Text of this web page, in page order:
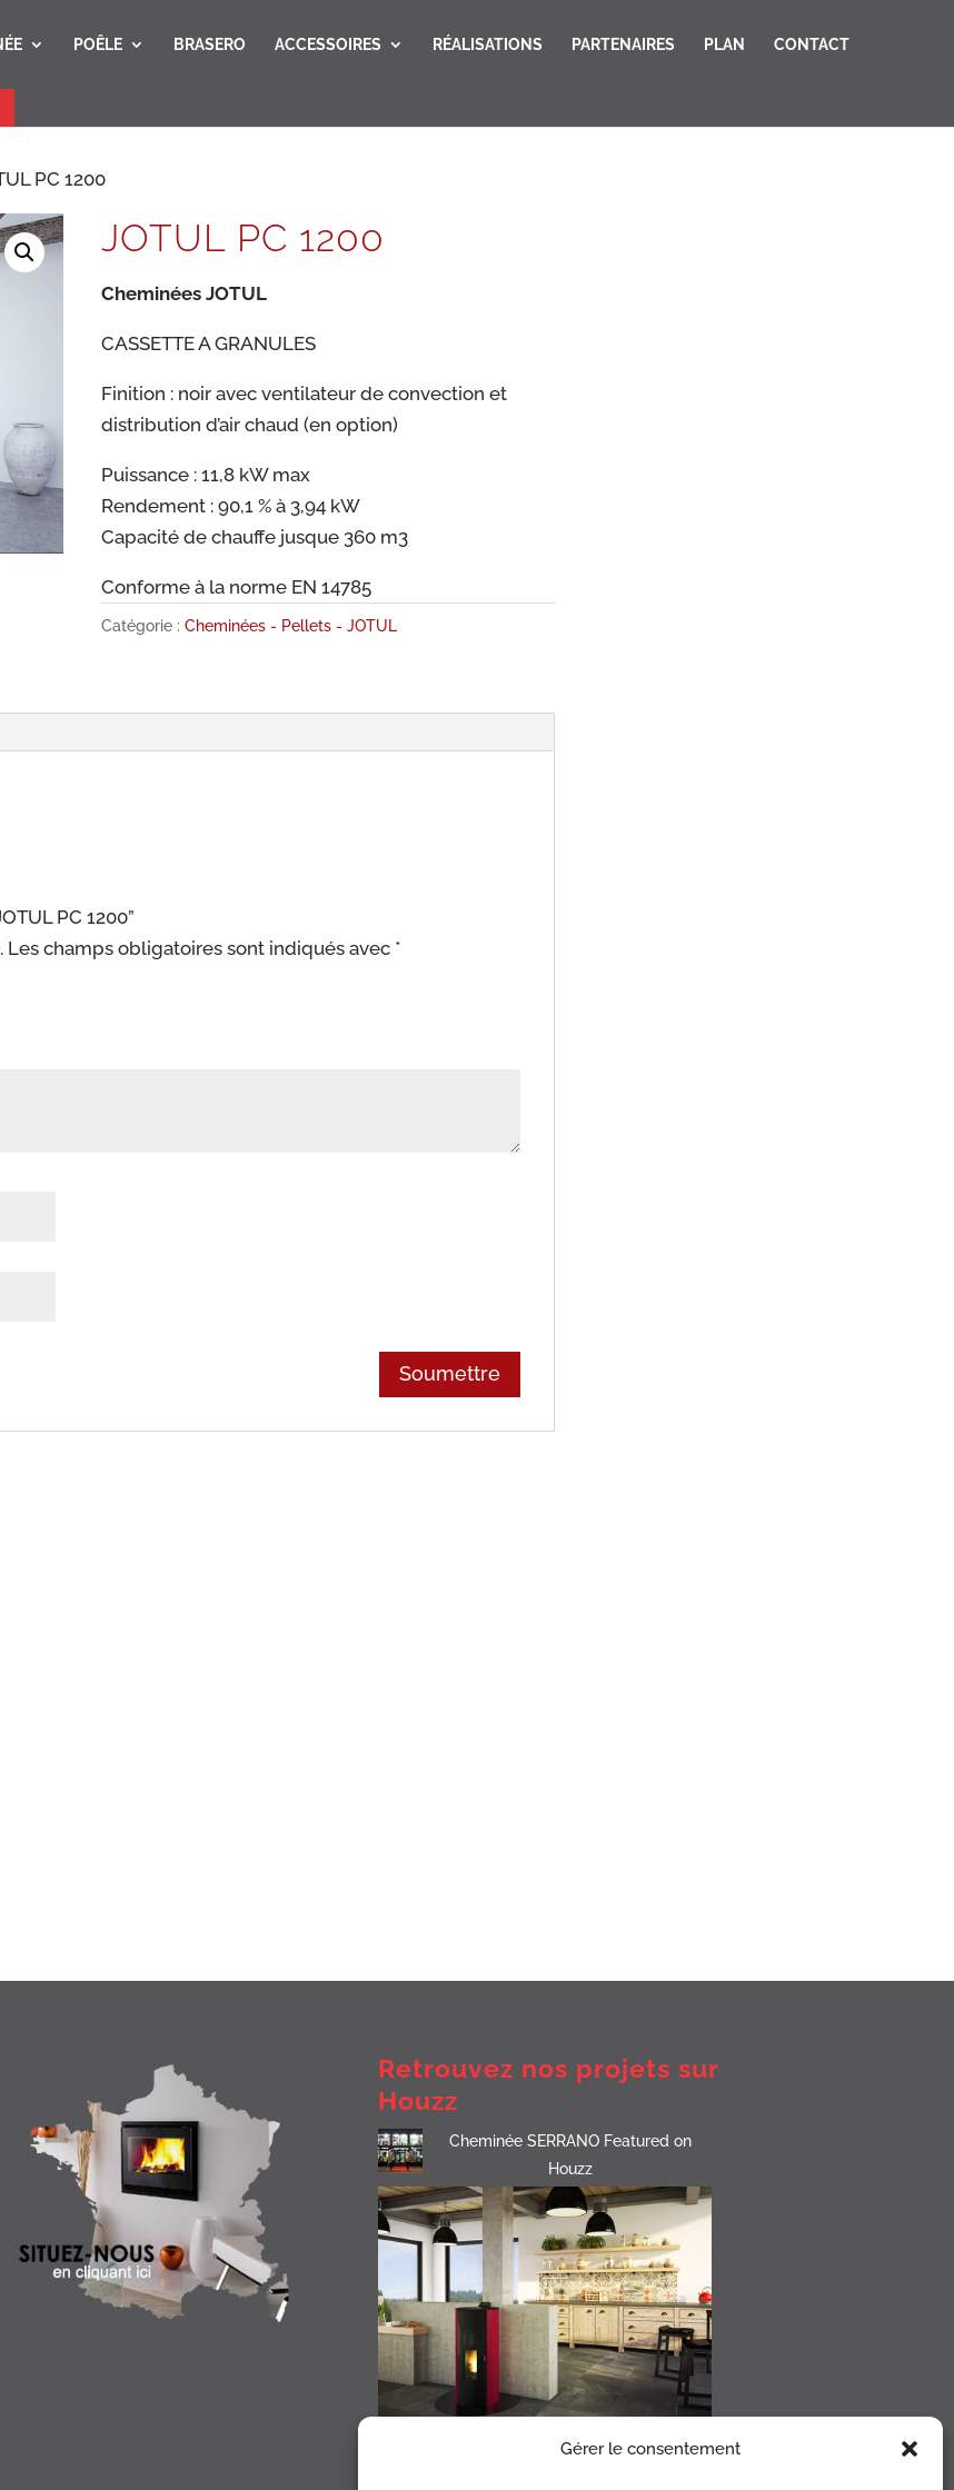
Gérer le consentement
POÊLE BRASERO ACCESSOIRES RÉALISATIONS PARTENAIRES PLAN CONTACT
PC 1200
JOTUL PC 1200
Cheminées JOTUL
CASSETTE A GRANULES
Finition : noir avec ventilateur de convection et
distribution d’air chaud (en option)
Puissance : 11,8 kW max
Rendement : 90,1 % à 3,94 kW
Capacité de chauffe jusque 360 m3
Conforme à la norme EN 14785
Catégorie : Cheminées - Pellets - JOTUL
PC 1200”
Les champs obligatoires sont indiqués avec *
Retrouvez nos projets sur
Houzz
Cheminée SERRANO Featured on
Houzz